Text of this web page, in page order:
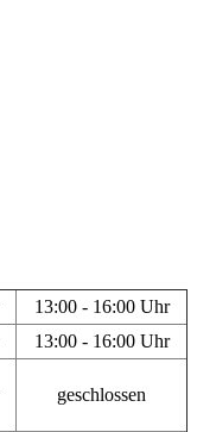
13:00 - 16:00 Uhr
13:00 - 16:00 Uhr
geschlossen